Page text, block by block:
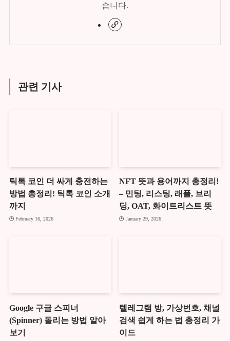
습니다.
관련 기사
틱톡 코인 더 싸게 충전하는
방법 총정리! 틱톡 코인 소개
까지
February 16, 2026
NFT 뜻과 용어까지 총정리!
– 민팅, 리스팅, 래플, 브리
딩, OAT, 화이트리스트 뜻
January 29, 2026
Google 구글 스피너
(Spinner) 돌리는 방법 알아
보기
텔레그램 방, 가상번호, 채널
검색 쉽게 하는 법 총정리 가
이드